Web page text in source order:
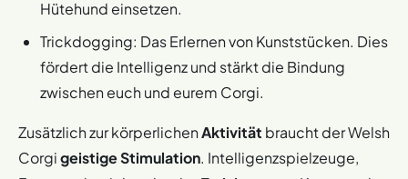
Hütehund einsetzen.
Trickdogging: Das Erlernen von Kunststücken. Dies
fördert die Intelligenz und stärkt die Bindung
zwischen euch und eurem Corgi.
Zusätzlich zur körperlichenAktivität braucht der Welsh
Corgigeistige Stimulation. Intelligenzspielzeuge,